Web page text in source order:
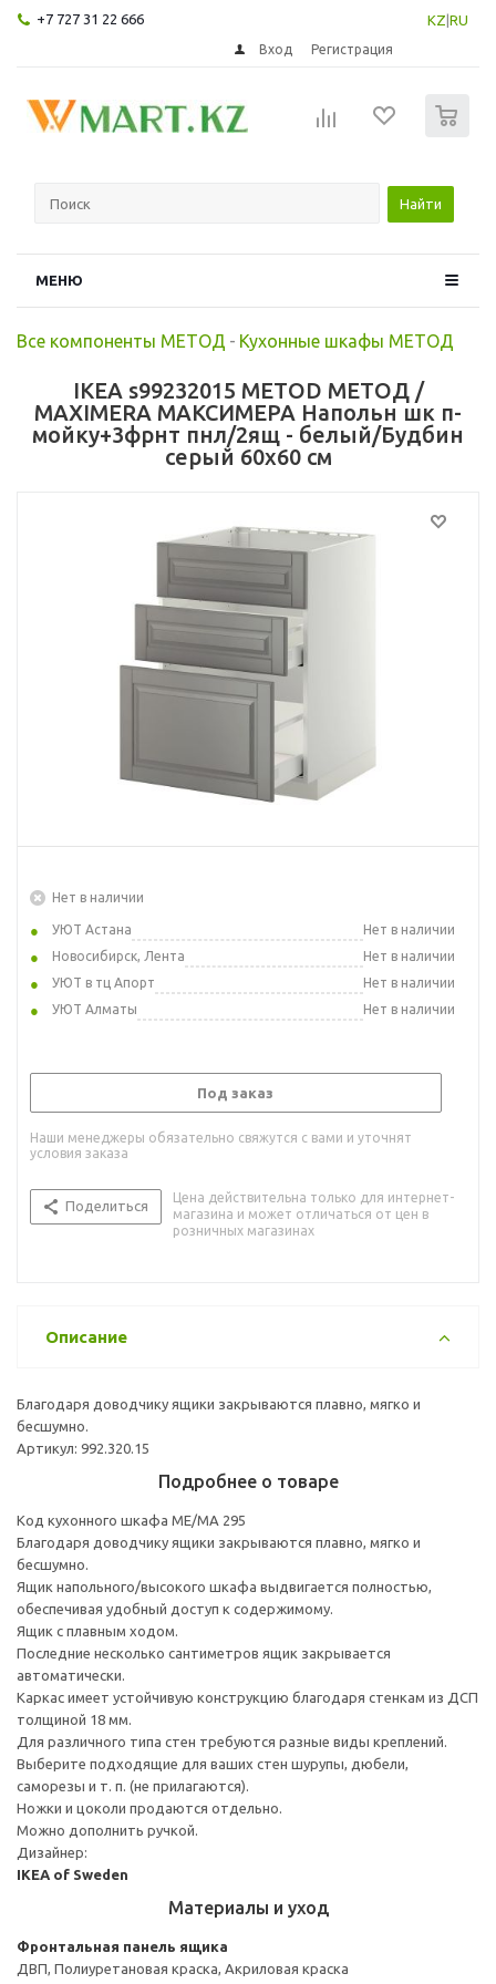
+7 727 31 22 666 KZ RU
Вход Регистрация
Найти
МЕНЮ
Все компоненты МЕТОД - Кухонные шкафы МЕТОД
IKEA s99232015 METOD МЕТОД /
MAXIMERA МАКСИМЕРА Напольн шк п-
мойку+3фрнт пнл/2ящ - белый/Будбин
серый 60x60 см
Нет в наличии
УЮТ Астана
Нет в наличии
Новосибирск, Лента
Нет в наличии
УЮТ в тц Апорт
Нет в наличии
УЮТ Алматы
Нет в наличии
Под заказ
Наши менеджеры обязательно свяжутся с вами и уточнят
условия заказа
Поделиться
Цена действительна только для интернет-
магазина и может отличаться от цен в
розничных магазинах
Описание
Благодаря доводчику ящики закрываются плавно, мягко и
бесшумно.
Артикул: 992.320.15
Подробнее о товаре
Код кухонного шкафа ME/MA 295
Благодаря доводчику ящики закрываются плавно, мягко и
бесшумно.
Ящик напольного/высокого шкафа выдвигается полностью,
обеспечивая удобный доступ к содержимому.
Ящик с плавным ходом.
Последние несколько сантиметров ящик закрывается
автоматически.
Каркас имеет устойчивую конструкцию благодаря стенкам из ДСП
толщиной 18 мм.
Для различного типа стен требуются разные виды креплений.
Выберите подходящие для ваших стен шурупы, дюбели,
саморезы и т. п. (не прилагаются).
Ножки и цоколи продаются отдельно.
Можно дополнить ручкой.
Дизайнер:
IKEA of Sweden
Материалы и уход
Фронтальная панель ящика
ДВП, Полиуретановая краска, Акриловая краска